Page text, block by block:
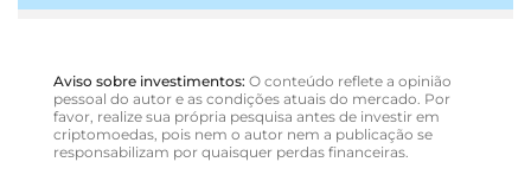
Aviso sobre investimentos: O conteúdo reflete a opinião
pessoal do autor e as condições atuais do mercado. Por
favor, realize sua própria pesquisa antes de investir em
criptomoedas, pois nem o autor nem a publicação se
responsabilizam por quaisquer perdas financeiras.